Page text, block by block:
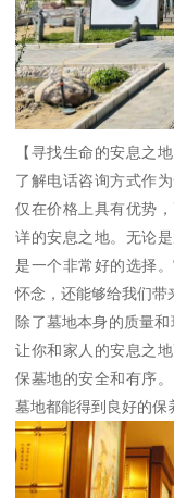
【寻找生命的安息之
了解电话咨询方式作
仅在价格上具有优势
详的安息之地。无论
是一个非常好的选择
怀念，还能够给我们带
除了墓地本身的质量
让你和家人的安息之
保墓地的安全和有序
墓地都能得到良好的保